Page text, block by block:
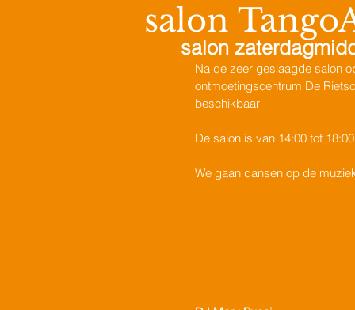
salon
salon
Na de zeer geslaagde salon
ontmoetingscentrum De
beschikbaar
De salon is van 14:00 tot
We gaan dansen op de